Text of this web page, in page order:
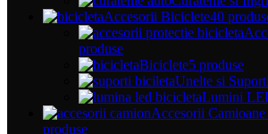
Accesorii Biciclete40
produse
Biciclete5 produse
Unelte si
Lumini
Accesorii
produse